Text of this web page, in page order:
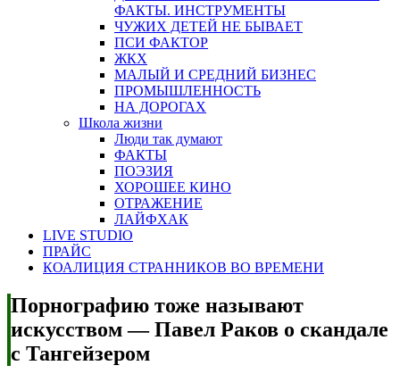
ФАКТЫ. ИНСТРУМЕНТЫ
ЧУЖИХ ДЕТЕЙ НЕ БЫВАЕТ
ПСИ ФАКТОР
ЖКХ
МАЛЫЙ И СРЕДНИЙ БИЗНЕС
ПРОМЫШЛЕННОСТЬ
НА ДОРОГАХ
Школа жизни
Люди так думают
ФАКТЫ
ПОЭЗИЯ
ХОРОШЕЕ КИНО
ОТРАЖЕНИЕ
ЛАЙФХАК
LIVE STUDIO
ПРАЙС
КОАЛИЦИЯ СТРАННИКОВ ВО ВРЕМЕНИ
Порнографию тоже называют
искусством — Павел Раков о скандале
с Тангейзером